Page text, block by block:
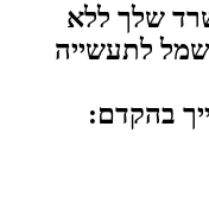
שלך ללא
לתעשייה
בהקדם: